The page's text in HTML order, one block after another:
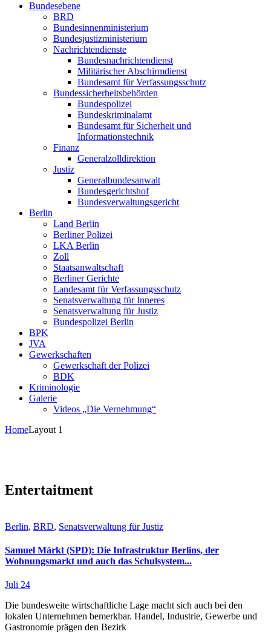
Bundesebene
BRD
Bundesinnenministerium
Bundesjustizministerium
Nachrichtendienste
Bundesnachrichtendienst
Militärischer Abschirmdienst
Bundesamt für Verfassungsschutz
Bundessicherheitsbehörden
Bundespolizei
Bundeskriminalamt
Bundesamt für Sicherheit und
Informationstechnik
Finanz
Generalzolldirektion
Justiz
Generalbundesanwalt
Bundesgerichtshof
Bundesverwaltungsgericht
Berlin
Land Berlin
Berliner Polizei
LKA Berlin
Zoll
Staatsanwaltschaft
Berliner Gerichte
Landesamt für Verfassungsschutz
Senatsverwaltung für Inneres
Senatsverwaltung für Justiz
Bundespolizei Berlin
BPK
JVA
Gewerkschaften
Gewerkschaft der Polizei
BDK
Kriminologie
Galerie
Videos „Die Vernehmung“
HomeLayout 1
Entertaitment
Berlin, BRD, Senatsverwaltung für Justiz
Samuel Märkt (SPD): Die Infrastruktur Berlins, der
Wohnungsmarkt und auch das Schulsystem...
Juli 24
Die bundesweite wirtschaftliche Lage macht sich auch bei den
lokalen Unternehmen bemerkbar. Handel, Industrie, Gewerbe und
Gastronomie prägen den Bezirk